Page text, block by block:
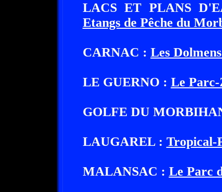
LACS ET PLANS
Etangs de Pêche du
CARNAC : Les
LE GUERNO : Le
GOLFE DU
LAUGAREL : Tropical-
MALANSAC : Le Parc